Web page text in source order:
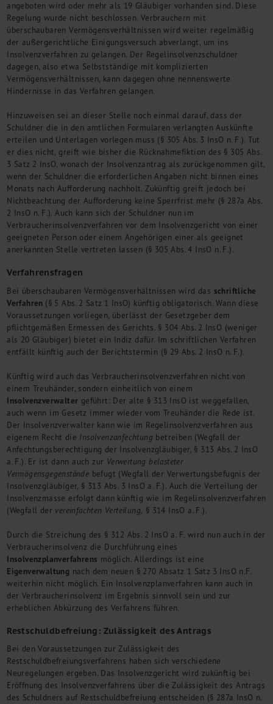
angeboten wird oder mehr als 19 Gläubiger vorhanden sind. Diese
Regelung wurde nicht beschlossen. Verbrauchern mit
überschaubaren Vermögensverhältnissen wird weiter regelmäßig
der außergerichtliche Einigungsversuch abverlangt, um ins
Insolvenzverfahren zu gelangen. Der Regelinsolvenzschuldner
dagegen, also etwa Selbstständige mit komplizierten
Vermögensverhältnissen, kann dagegen ohne nennenswerte
Hindernisse in das Verfahren gelangen.
Hinzuweisen sei an dieser Stelle noch einmal darauf, dass der
Schuldner die in den amtlichen Formularen verlangten Auskünfte
erteilen und Unterlagen vorlegen muss (§ 305 Abs. 3 InsO n. F.). Tut
er dies nicht, greift wie bisher die Rücknahmefiktion des § 305 Abs.
3 Satz 2 InsO, wonach der Insolvenzantrag als zurückgenommen gilt,
wenn der Schuldner die erforderlichen Angaben nicht binnen eines
Monats nach Aufforderung nachholt. Zukünftig greift jedoch bei
Nichtbeachtung der Aufforderung keine Sperrfrist mehr (§ 287a Abs.
2 InsO n. F.). Auch kann sich der Schuldner nun im
Verbraucherinsolvenzverfahren vor dem Insolvenzgericht von einer
geeigneten Person oder einem Angehörigen einer als geeignet
anerkannten Stelle vertreten lassen (§ 305 Abs. 4 InsO n. F.).
Verfahrensfragen
Bei überschaubaren Vermögensverhältnissen wird das schriftliche
Verfahren (§ 5 Abs. 2 Satz 1 InsO) künftig obligatorisch. Wann diese
Voraussetzungen vorliegen, überlässt der Gesetzgeber dem
pflichtgemäßen Ermessen des Gerichts. § 304 Abs. 2 InsO (weniger
als 20 Gläubiger) bietet ein Indiz dafür. Im schriftlichen Verfahren
entfällt künftig auch der Berichtstermin (§ 29 Abs. 2 InsO n. F.).
Künftig wird auch das Verbraucherinsolvenzverfahren nicht von
einem Treuhänder, sondern einheitlich von einem
Insolvenzverwalter geführt: Der alte § 313 InsO ist weggefallen,
auch wenn im Gesetz immer wieder vom Treuhänder die Rede ist.
Der Insolvenzverwalter kann wie im Regelinsolvenzverfahren aus
eigenem Recht die Insolvenzanfechtung betreiben (Wegfall der
Anfechtungsberechtigung der Insolvenzgläubiger, § 313 Abs. 2 InsO
a. F.). Er ist dann auch zur Verwertung belasteter
Vermögensgegenstände befugt (Wegfall der Verwertungsbefugnis der
Insolvenzgläubiger, § 313 Abs. 3 InsO a. F.). Auch die Verteilung der
Insolvenzmasse erfolgt dann künftig wie im Regelinsolvenzverfahren
(Wegfall der vereinfachten Verteilung, § 314 InsO a. F.).
Durch die Streichung des § 312 Abs. 2 InsO a. F. wird nun auch in der
Verbraucherinsolvenz die Durchführung eines
Insolvenzplanverfahrens möglich. Allerdings ist eine
Eigenverwaltung nach dem neuen § 270 Absatz 1 Satz 3 InsO n.F.
weiterhin nicht möglich. Ein Insolvenzplanverfahren kann auch in
der Verbraucherinsolvenz im Ergebnis sinnvoll sein und zur
erheblichen Abkürzung des Verfahrens führen.
Restschuldbefreiung: Zulässigkeit des Antrags
Bei den Voraussetzungen zur Zulässigkeit des
Restschuldbefreiungsverfahrens haben sich verschiedene
Neuregelungen ergeben. Das Insolvenzgericht wird zukünftig bei
Eröffnung des Insolvenzverfahrens über die Zulässigkeit des Antrags
des Schuldners auf Restschuldbefreiung entscheiden (§ 287a InsO n.